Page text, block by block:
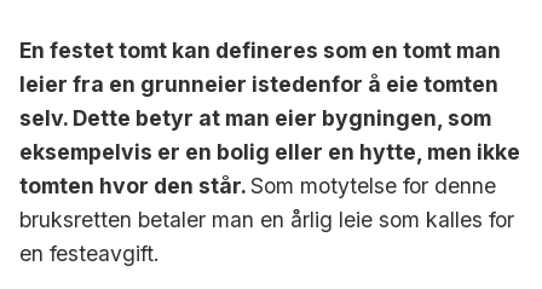
En festet tomt kan defineres som en tomt man
leier fra en grunneier istedenfor å eie tomten
selv. Dette betyr at man eier bygningen, som
eksempelvis er en bolig eller en hytte, men ikke
tomten hvor den står.Som motytelse for denne
bruksretten betaler man en årlig leie som kalles for
en festeavgift.